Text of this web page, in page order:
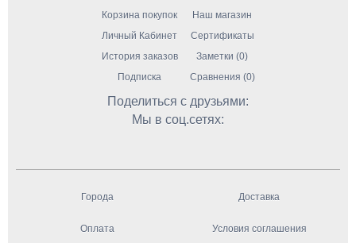
Корзина покупок
Личный Кабинет
История заказов
Подписка
Наш магазин
Сертификаты
Заметки (0)
Сравнения (0)
Поделиться с друзьями:
Мы в соц.сетях:
Города Доставка
Оплата Условия соглашения